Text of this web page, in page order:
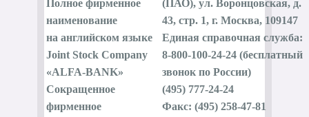
Полное фирменное
наименование
на английском языке
Joint Stock Company
«ALFA-BANK»
Сокращенное
фирменное
(ПАО), ул. Воронцовская, д.
43, стр. 1, г. Москва, 109147
Единая справочная служба:
8-800-100-24-24 (бесплатный
звонок по России)
(495) 777-24-24
Факс: (495) 258-47-81